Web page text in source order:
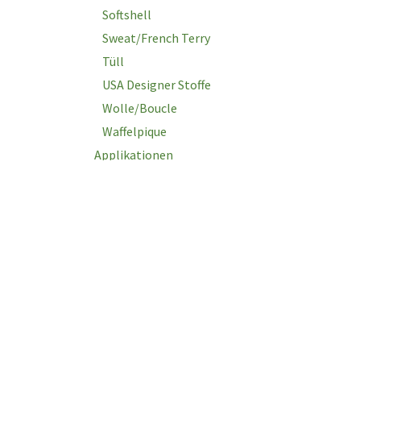
Softshell
Sweat/French Terry
Tüll
USA Designer Stoffe
Wolle/Boucle
Waffelpique
Applikationen